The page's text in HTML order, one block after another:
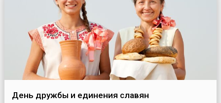
День дружбы и единения славян